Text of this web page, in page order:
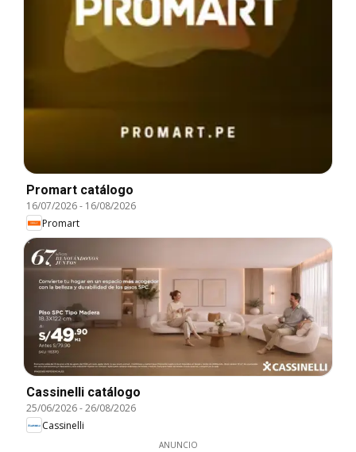
Promart catálogo
16/07/2026- 16/08/2026
Promart
Cassinelli catálogo
25/06/2026-26/08/2026
Cassinelli
ANUNCIO